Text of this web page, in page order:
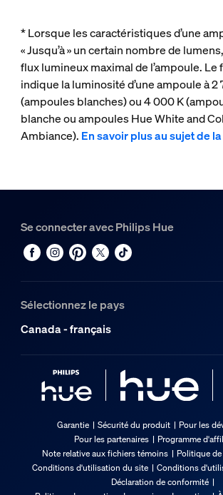
* Lorsque les caractéristiques d’une
« Jusqu’à » un certain nombre de
flux lumineux maximal de l’ampoule. Le
indique la luminosité d’une ampoule à 2
(ampoules blanches) ou 4 000 K
blanche ou ampoules Hue White and
Ambiance). En savoir plus au sujet de
Se connecter avec Philips Hue
Sélectionnez le pays
Canada - français
Garantie Sécurité du produit
Pour les
Pour les partenaires
Programme
Note relative aux fichiers témoins
Politique
Conditions d'utilisation du site
Conditions
Déclaration de conformité